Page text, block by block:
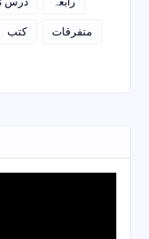
کتب
متفرقات